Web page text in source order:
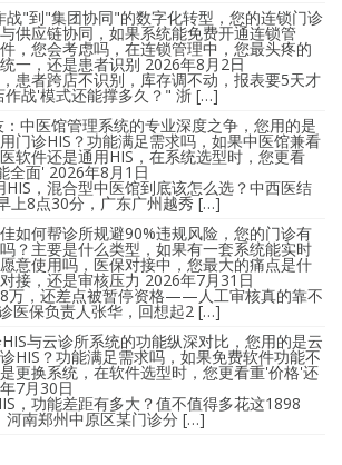
战"到"集团协同"的数字化转型，您的连锁门诊
供应链协同，如果系统能免费开通连锁管
，您会考虑吗，在连锁管理中，您最头疼的
一，还是患者识别 2026年8月2日
患者跨店不识别，库存调不动，报表要5天才
战'模式还能撑多久？" 浙 […]
：中医馆管理系统的专业深度之争，您用的是
门诊HIS？功能满足需求吗，如果中医馆兼看
软件还是通用HIS，在系统选型时，您更看
全面' 2026年8月1日
，混合型中医馆到底该怎么选？中西医结
上8点30分，广东广州越秀 […]
如何帮诊所规避90%违规风险，您的门诊有
？主要是什么类型，如果有一套系统能实时
意使用吗，医保对接中，您最大的痛点是什
接，还是审核压力 2026年7月31日
万，还差点被暂停资格——人工审核真的靠不
医保负责人张华，回想起2 […]
与云诊所系统的功能纵深对比，您用的是云
HIS？功能满足需求吗，如果免费软件功能不
更换系统，在软件选型时，您更看重'价格'还
7月30日
，功能差距有多大？值不值得多花这1898
河南郑州中原区某门诊分 […]